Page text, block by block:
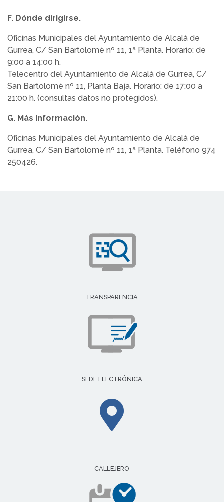
F. Dónde dirigirse.
Oficinas Municipales del Ayuntamiento de Alcalá de
Gurrea, C/ San Bartolomé nº 11, 1ª Planta. Horario: de
9:00 a 14:00 h.
Telecentro del Ayuntamiento de Alcalá de Gurrea, C/
San Bartolomé nº 11, Planta Baja. Horario: de 17:00 a
21:00 h. (consultas datos no protegidos).
G. Más Información.
Oficinas Municipales del Ayuntamiento de Alcalá de
Gurrea, C/ San Bartolomé nº 11, 1ª Planta. Teléfono 974
250426.
TRANSPARENCIA
SEDE ELECTRÓNICA
CALLEJERO